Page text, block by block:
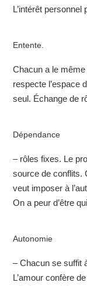
L’intérêt personnel
Entente.
Chacun a le
respecte l’espace
seul. Échange de
Dépendance
– rôles fixes. Le
source de conflits.
veut imposer à
On a peur d’être
Autonomie
– Chacun se suffit
L’amour confère